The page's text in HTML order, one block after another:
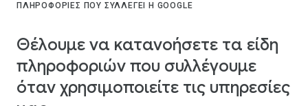
ΠΛΗΡΟΦΟΡΊΕΣ ΠΟΥ ΣΥΛΛΈΓΕΙ Η GOOGLE
Θέλουμε να κατανοήσετε τα είδη
πληροφοριών που συλλέγουμε
όταν χρησιμοποιείτε τις υπηρεσίες